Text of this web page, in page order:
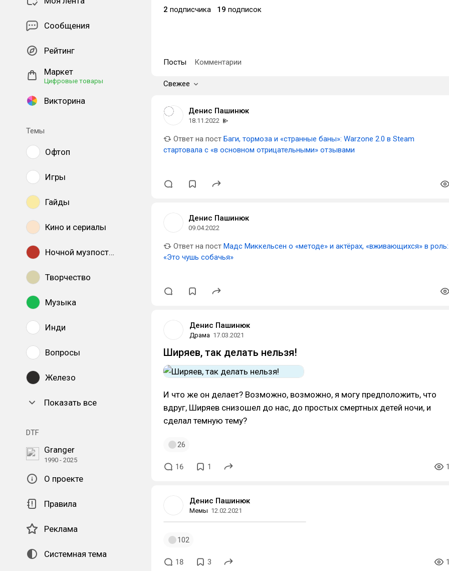
Сообщения
Рейтинг
Маркет
Цифровые товары
Викторина
Темы
Офтоп
Игры
Гайды
Кино и сериалы
Ночной музпостинг
Творчество
Музыка
Инди
Вопросы
Железо
Показать все
DTF
Granger
1990 - 2025
О проекте
Правила
Реклама
Системная тема
2 подписчика 19 подписок
Посты Комментарии
Свежее
Денис Пашинюк
18.11.2022
Ответ на пост Баги, тормоза и «странные баны»: Warzone 2.0 в Steam
стартовала с «в основном отрицательными» отзывами
Денис Пашинюк
09.04.2022
Ответ на пост Мадс Миккельсен о «методе» и актёрах, «вживающихся» в роль:
«Это чушь собачья»
Денис Пашинюк
Драма 17.03.2021
Ширяев, так делать нельзя!
И что же он делает? Возможно, возможно, я могу предположить, что
вдруг, Ширяев снизошел до нас, до простых смертных детей ночи, и
сделал темную тему?
26
16 1
Денис Пашинюк
Мемы 12.02.2021
102
18 3